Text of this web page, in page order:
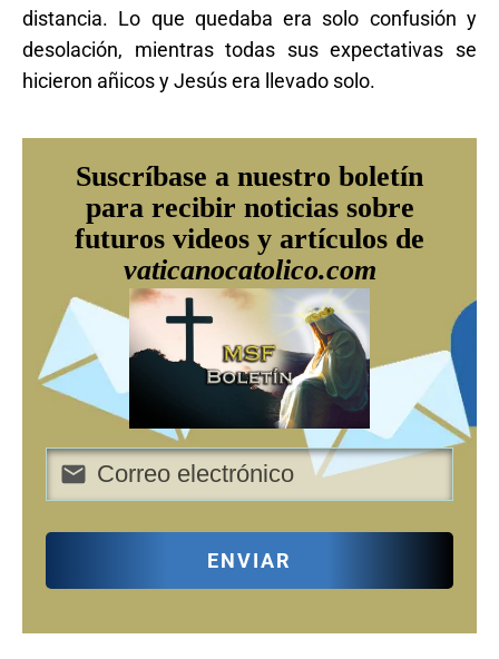
distancia. Lo que quedaba era solo confusión y
desolación, mientras todas sus expectativas se
hicieron añicos y Jesús era llevado solo.
Suscríbase a nuestro boletín
para recibir noticias sobre
futuros videos y artículos de
vaticanocatolico.com
ENVIAR